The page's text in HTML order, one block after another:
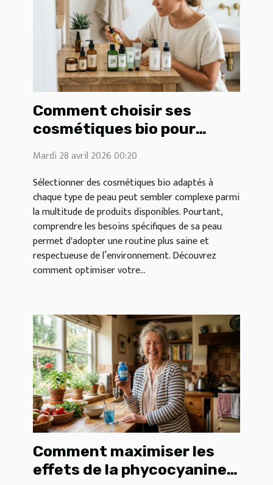
Comment choisir ses
cosmétiques bio pour
Mardi 28 avril 2026 00:20
Sélectionner des cosmétiques bio adaptés à
chaque type de peau peut sembler complexe parmi
la multitude de produits disponibles. Pourtant,
comprendre les besoins spécifiques de sa peau
permet d'adopter une routine plus saine et
respectueuse de l’environnement. Découvrez
comment optimiser votre...
Comment maximiser les
effets de la phycocyanine